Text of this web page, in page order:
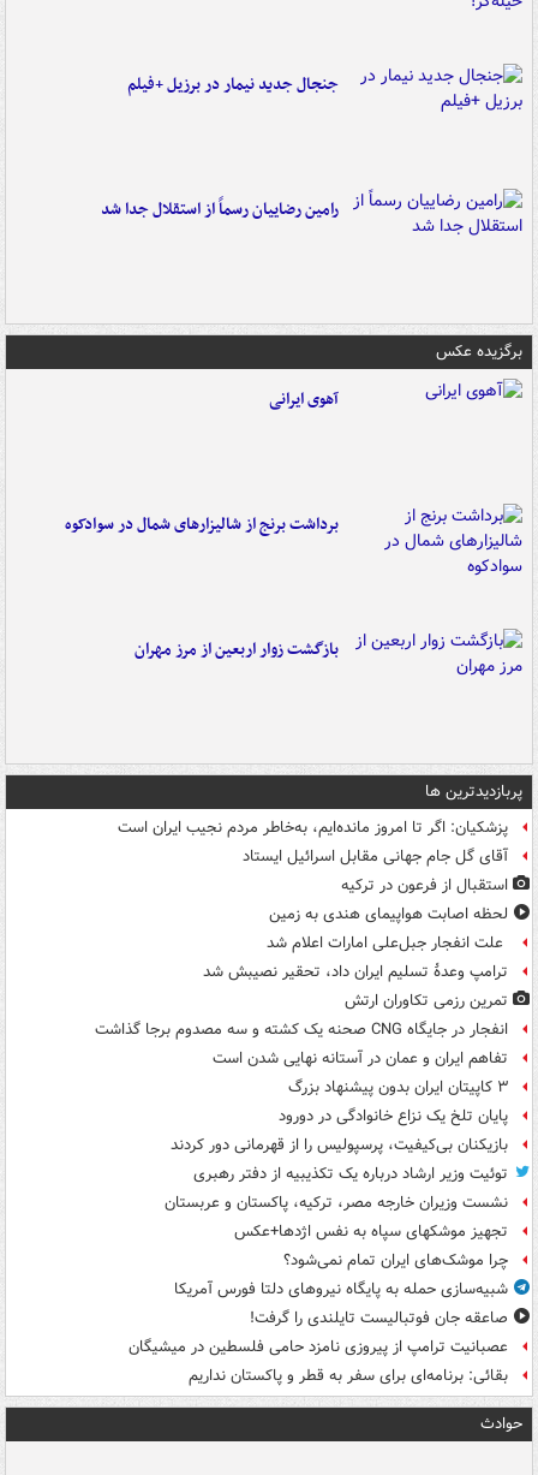
جنجال جدید نیمار در برزیل +فیلم
رامین رضاییان رسماً از استقلال جدا شد
برگزیده عکس
آهوی ایرانی
برداشت برنج از شالیزارهای شمال در سوادکوه
بازگشت زوار اربعین از مرز مهران
پربازدیدترین ها
پزشکیان: اگر تا امروز مانده‌ایم، به‌خاطر مردم نجیب ایران است
آقای گل جام جهانی مقابل اسرائیل ایستاد
استقبال از فرعون در ترکیه
لحظه اصابت هواپیمای هندی به زمین
علت انفجار جبل‌علی امارات اعلام شد
ترامپ وعدۀ تسلیم ایران داد، تحقیر نصیبش شد
تمرین رزمی تکاوران ارتش
انفجار در جایگاه CNG صحنه یک کشته و سه مصدوم برجا گذاشت
تفاهم ایران و عمان در آستانه نهایی شدن است
۳ کاپیتان ایران بدون پیشنهاد بزرگ
پایان تلخ یک نزاع خانوادگی در دورود
بازیکنان بی‌کیفیت، پرسپولیس را از قهرمانی دور کردند
توئیت وزیر ارشاد درباره یک تکذیبیه از دفتر رهبری
نشست وزیران خارجه مصر، ترکیه، پاکستان و عربستان
تجهیز موشکهای سپاه به نفس اژدها+عکس
چرا موشک‌های ایران تمام نمی‌شود؟
شبیه‌سازی حمله به پایگاه نیروهای دلتا فورس آمریکا
صاعقه جان فوتبالیست تایلندی را گرفت!
عصبانیت ترامپ از پیروزی نامزد حامی فلسطین در میشیگان
بقائی: برنامه‌ای برای سفر به قطر و پاکستان نداریم
حوادث